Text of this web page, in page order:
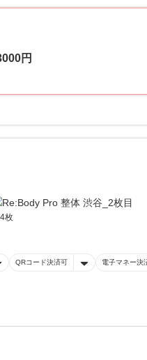
円
4枚
QRコード決済可 電子マネー決